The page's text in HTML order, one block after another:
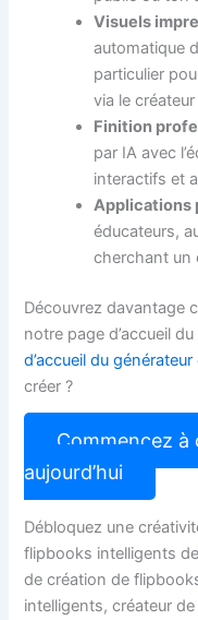
Visuels
automatique
particulier
via le
Finition
par IA avec
interactifs et
Applications
éducateurs,
cherchant un
Découvrez davantage
notre page d’accueil
d’accueil du
créer ?
Commencez
aujourd’hui
Débloquez une
flipbooks intelligents
de création de
intelligents, créateur